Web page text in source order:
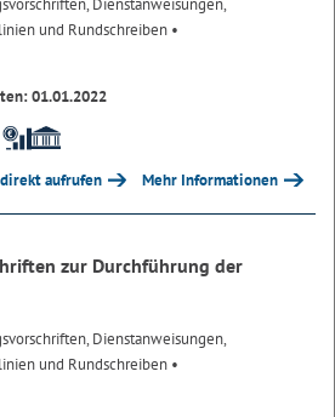
Dienstanweisungen,
und Rundschreiben •
01.01.2022
aufrufen Mehr Informationen
zur Durchführung der
Dienstanweisungen,
und Rundschreiben •